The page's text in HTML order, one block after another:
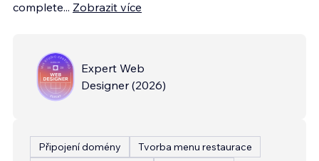
complete... Zobrazit více
Expert Web
Designer (2026)
Připojení domény
Tvorba menu restaurace